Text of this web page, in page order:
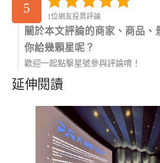
5
1位網友投票評論
關於本文評論的商家、商品、
你給幾顆星呢？
歡迎一起點擊星號參與評論唷！
延伸閱讀